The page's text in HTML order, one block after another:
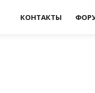
КОНТАКТЫ